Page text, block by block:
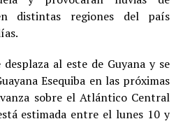
distintas regiones del país
al este de Guyana y se
Esequiba en las próximas
sobre el Atlántico Central
estimada entre el lunes 10 y